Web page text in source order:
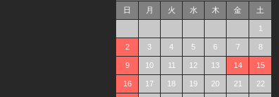
日 月 火 水 木 金 土
1
2 3 4 5 6 7 8
9 10 11 12 13 14 15
16 17 18 19 20 21 22